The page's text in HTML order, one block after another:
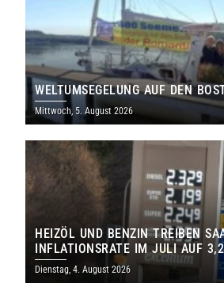
WELTUMSEGELUNG AUF DEN
Mittwoch, 5. August 2026
HEIZÖL UND BENZIN TREIBEN
INFLATIONSRATE IM JULI AUF
Dienstag, 4. August 2026